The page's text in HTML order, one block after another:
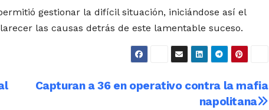
gestionar la difícil situación, iniciándose así el
las causas detrás de este lamentable suceso.
Capturan a 36 en operativo contra la mafia
napolitana